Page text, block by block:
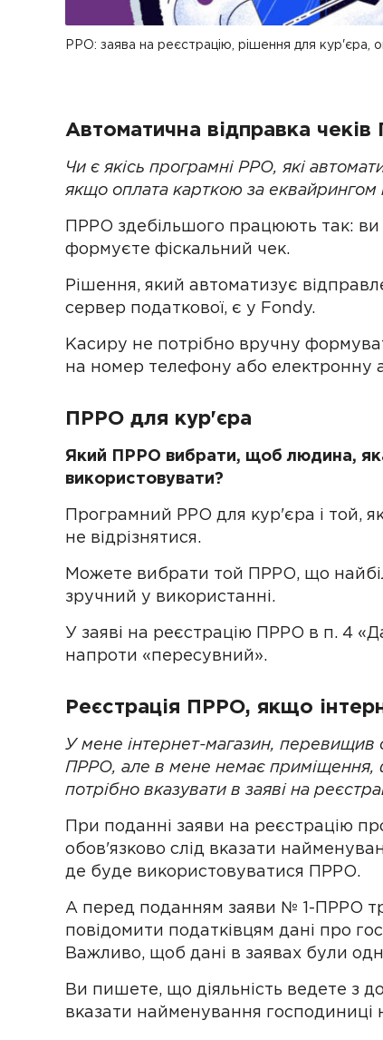
РРО: заява на реєстрацію, рішення для кур'єра,
Автоматична відправка
Чи є якісь програмні РРО, які
якщо оплата карткою за
ПРРО здебільшого працюють так: ви
формуєте фіскальний чек.
Рішення, який автоматизує
сервер податкової, є у Fondy.
Касиру не потрібно вручну
на номер телефону або електронну
ПРРО для кур'єра
Який ПРРО вибрати, щоб людина,
використовувати?
Програмний РРО для кур'єра і той,
не відрізнятися.
Можете вибрати той ПРРО, що
зручний у використанні.
У заяві на реєстрацію ПРРО в п. 4
напроти «пересувний».
Реєстрація ПРРО, якщо
У мене інтернет-магазин, перевищив
ПРРО, але в мене немає приміщення,
потрібно вказувати в заяві на
При поданні заяви на реєстрацію
обов'язково слід вказати
де буде використовуватися ПРРО.
А перед поданням заяви № 1-ПРРО
повідомити податківцям дані про
Важливо, щоб дані в заявах були
Ви пишете, що діяльність ведете з
вказати найменування господиниці